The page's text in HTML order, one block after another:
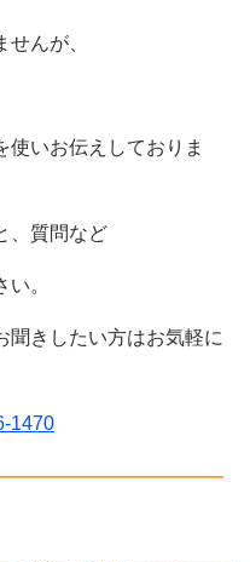
んが、
使いお伝えしておりま
、質問など
。
聞きしたい方はお気軽に
1470